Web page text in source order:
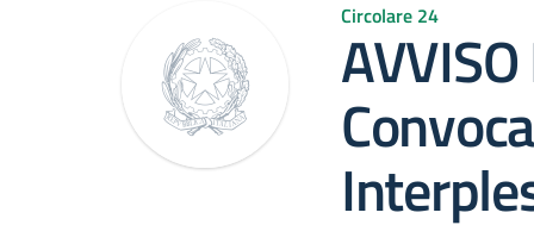
Circolare 24